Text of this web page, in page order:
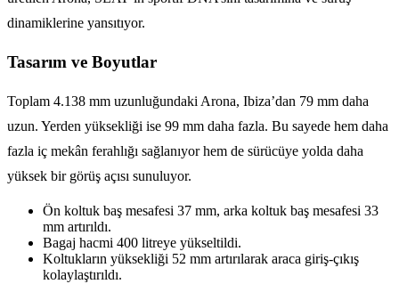
dinamiklerine yansıtıyor.
Tasarım ve Boyutlar
Toplam 4.138 mm uzunluğundaki Arona, Ibiza’dan 79 mm daha
uzun. Yerden yüksekliği ise 99 mm daha fazla. Bu sayede hem daha
fazla iç mekân ferahlığı sağlanıyor hem de sürücüye yolda daha
yüksek bir görüş açısı sunuluyor.
Ön koltuk baş mesafesi 37 mm, arka koltuk baş mesafesi 33
mm artırıldı.
Bagaj hacmi 400 litreye yükseltildi.
Koltukların yüksekliği 52 mm artırılarak araca giriş-çıkış
kolaylaştırıldı.